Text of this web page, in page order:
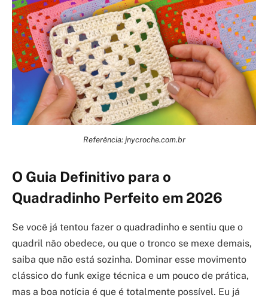
Referência: jnycroche.com.br
O Guia Definitivo para o
Quadradinho Perfeito em 2026
Se você já tentou fazer o quadradinho e sentiu que o
quadril não obedece, ou que o tronco se mexe demais,
saiba que não está sozinha. Dominar esse movimento
clássico do funk exige técnica e um pouco de prática,
mas a boa notícia é que é totalmente possível. Eu já